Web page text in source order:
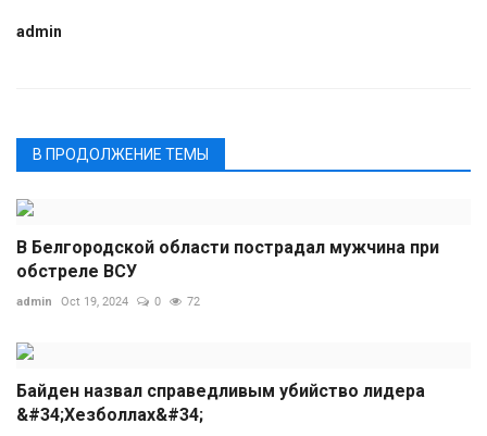
admin
В ПРОДОЛЖЕНИЕ ТЕМЫ
В Белгородской области пострадал мужчина при
обстреле ВСУ
admin Oct 19, 2024 0 72
Байден назвал справедливым убийство лидера
&#34;Хезболлах&#34;